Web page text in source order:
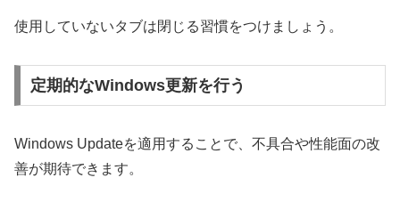
使用していないタブは閉じる習慣をつけましょう。
定期的なWindows更新を行う
Windows Updateを適用することで、不具合や性能面の改
善が期待できます。